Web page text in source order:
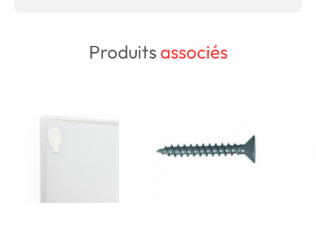
Produitsassociés